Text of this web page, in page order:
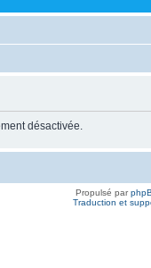
désactivée.
Propulsé par
Traduction et